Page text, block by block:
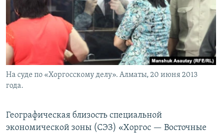
На суде по «Хоргосскому делу». Алматы, 20 июня 2013
года.
Географическая близость специальной
экономической зоны (СЭЗ) «Хоргос — Восточные